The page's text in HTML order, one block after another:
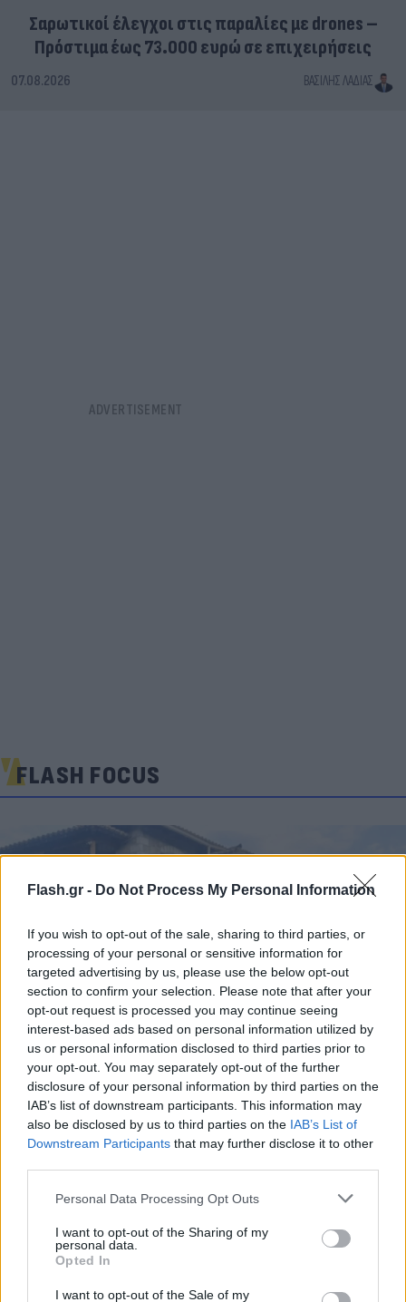
Flash.gr - Do Not Process My Personal Information
If you wish to opt-out of the sale, sharing to third parties, or
processing of your personal or sensitive information for
targeted advertising by us, please use the below opt-out
section to confirm your selection. Please note that after your
opt-out request is processed you may continue seeing
interest-based ads based on personal information utilized by
us or personal information disclosed to third parties prior to
your opt-out. You may separately opt-out of the further
disclosure of your personal information by third parties on the
IAB’s list of downstream participants. This information may
also be disclosed by us to third parties on the IAB’s List of
Downstream Participants that may further disclose it to other
Please note that this website/app uses one or more Google
not limited to your visit or usage behaviour. You may click to
grant or deny consent to Google and its third-party tags to
use your data for below specified purposes in below Google
consent section.
Personal Data Processing Opt Outs
I want to opt-out of the Sharing of my
personal data.
Opted In
I want to opt-out of the Sale of my
Σαρωτικοί έλεγχοι στις παραλίες με drones –
Πρόστιμα έως 73.000 ευρώ σε επιχειρήσεις
07.08.2026 ΒΑΣΊΛΗΣ ΛΑΔΙΆΣ
FLASH FOCUS
Μυστράς: Οικονομολόγος και δεινός
σκοπευτής ο ξενοδόχος που είχε σε